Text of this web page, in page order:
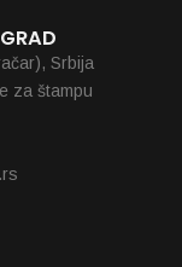
Srbija
za štampu